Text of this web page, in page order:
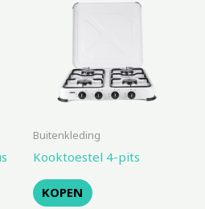
Buitenkleding
Kooktoestel 4-pits
KOPEN